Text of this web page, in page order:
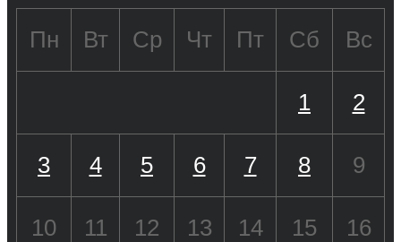
Пн Вт Ср Чт Пт Сб Вс
1 2
3 4 5 6 7 8 9
10 11 12 13 14 15 16